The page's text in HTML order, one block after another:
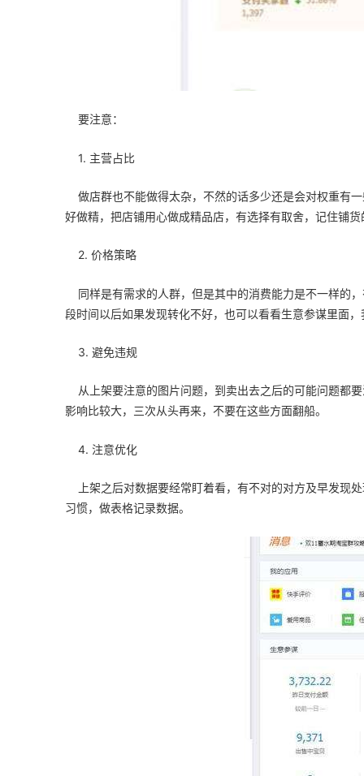
要注意：
1. 主营占比
做店群也不能做得太杂，不然的话多少还是会对权重有
好做精，把店铺用心做成精品店，有选择有取舍，记住铺
2. 价格策略
同样是有需求的人群，但是其中的消费能力是不一样的
段时间以后如果发现转化不好，也可以看看生意参谋里面
3. 避免违规
从上架要注意的图片问题，到卖出去之后的可能问题都
影响比较大，三次从头再来，不要在这些方面翻船。
4. 注意优化
上架之后对数据要经常盯着看，有不对的对方及早发现
习惯，做表格记录数据。